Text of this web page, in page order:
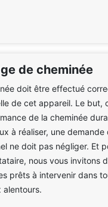
de cheminée
doit être effectué
de cet appareil. Le but,
de la cheminée
à réaliser, une demande
ne doit pas négliger. Et
nous vous invitons
prêts à intervenir dans